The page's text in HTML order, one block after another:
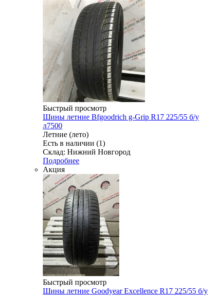
Быстрый просмотр
Шины летние Bfgoodrich g-Grip R17 225/55 б/у
л7500
Летние (лето)
Есть в наличии (1)
Склад: Нижний Новгород
Подробнее
Акция
Быстрый просмотр
Шины летние Goodyear Excellence R17 225/55 б/у